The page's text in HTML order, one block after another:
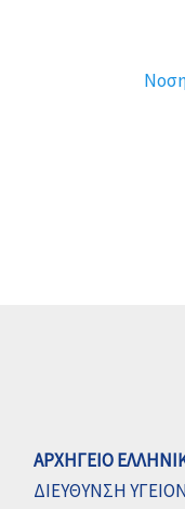
ΑΡΧΗΓΕΙΟ
ΔΙΕΥΘΥΝΣΗ